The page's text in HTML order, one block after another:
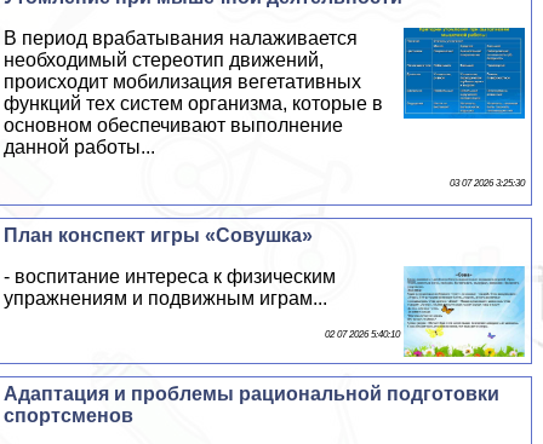
В период вpaбатывания налаживается
необходимый стереотип движений,
происходит мобилизация вегетативных
функций тех систем организма, которые в
основном обеспечивают выполнение
данной работы...
03 07 2026 3:25:30
План конспект игры «Совушка»
- воспитание интереса к физическим
упражнениям и подвижным играм...
02 07 2026 5:40:10
Адаптация и проблемы рациональной подготовки
спортсменов